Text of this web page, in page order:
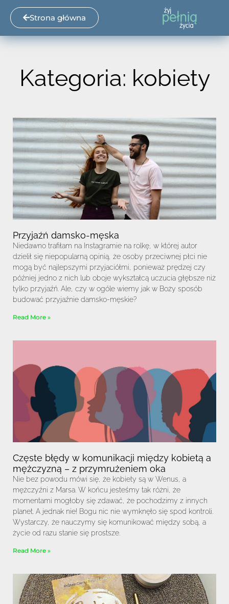
Strona główna
Kategoria: kobiety
Przyjaźń damsko-męska
Niedawno trafiłam na Instagramie na rolkę, w której autor
dzielił się niepopularną opinią, że osoby przeciwnej płci nie
mogą być najlepszymi przyjaciółmi, ponieważ prędzej czy
później jedno z nich lub oboje wykształcą uczucia głębsze niż
tylko przyjaźń. Ale, czy w ogóle wiemy jak w Boży sposób
budować przyjaźnie damsko-męskie?
Read More »
Częste błędy w komunikacji między kobietą a
mężczyzną – z przymrużeniem oka
Nie bez powodu mówi się, że kobiety są w Wenus, a
mężczyźni z Marsa. W końcu jesteśmy tak różni, że
momentami mogłoby się zdawać, że pochodzimy z innych
planet. A jednak nie! Bogu nic nie wymknęło się spod kontroli.
Wystarczy, że nauczymy się komunikować między sobą, a
życie od razu stanie się prostsze.
Read More »